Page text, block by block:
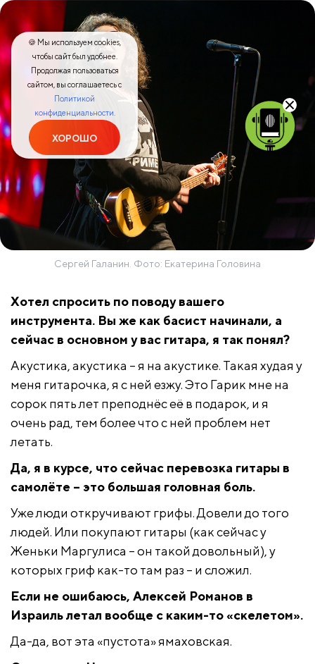
Сергей Галанин. Фото: Екатерина Головина
Хотел спросить по поводу вашего
инструмента. Вы же как басист начинали, а
сейчас в основном у вас гитара, я так понял?
Акустика, акустика – я на акустике. Такая худая у
меня гитарочка, я с ней езжу. Это Гарик мне на
сорок пять лет преподнёс её в подарок, и я
очень рад, тем более что с ней проблем нет
летать.
Да, я в курсе, что сейчас перевозка гитары в
самолёте – это большая головная боль.
Уже люди откручивают грифы. Довели до того
людей. Или покупают гитары (как сейчас у
Женьки Маргулиса – он такой довольный), у
которых гриф как-то там раз – и сложил.
Если не ошибаюсь, Алексей Романов в
Израиль летал вообще с каким-то «скелетом».
Да-да, вот эта «пустота» ямаховская.
🍪 Мы используем cookies,
чтобы сайт был удобнее.
Продолжая пользоваться
сайтом, вы соглашаетесь с
Политикой
конфиденциальности.
ХОРОШО